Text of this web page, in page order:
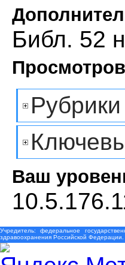
Библ. 52
Рубрики
Ваш
Учредитель: федеральное
здравоохранения Российской